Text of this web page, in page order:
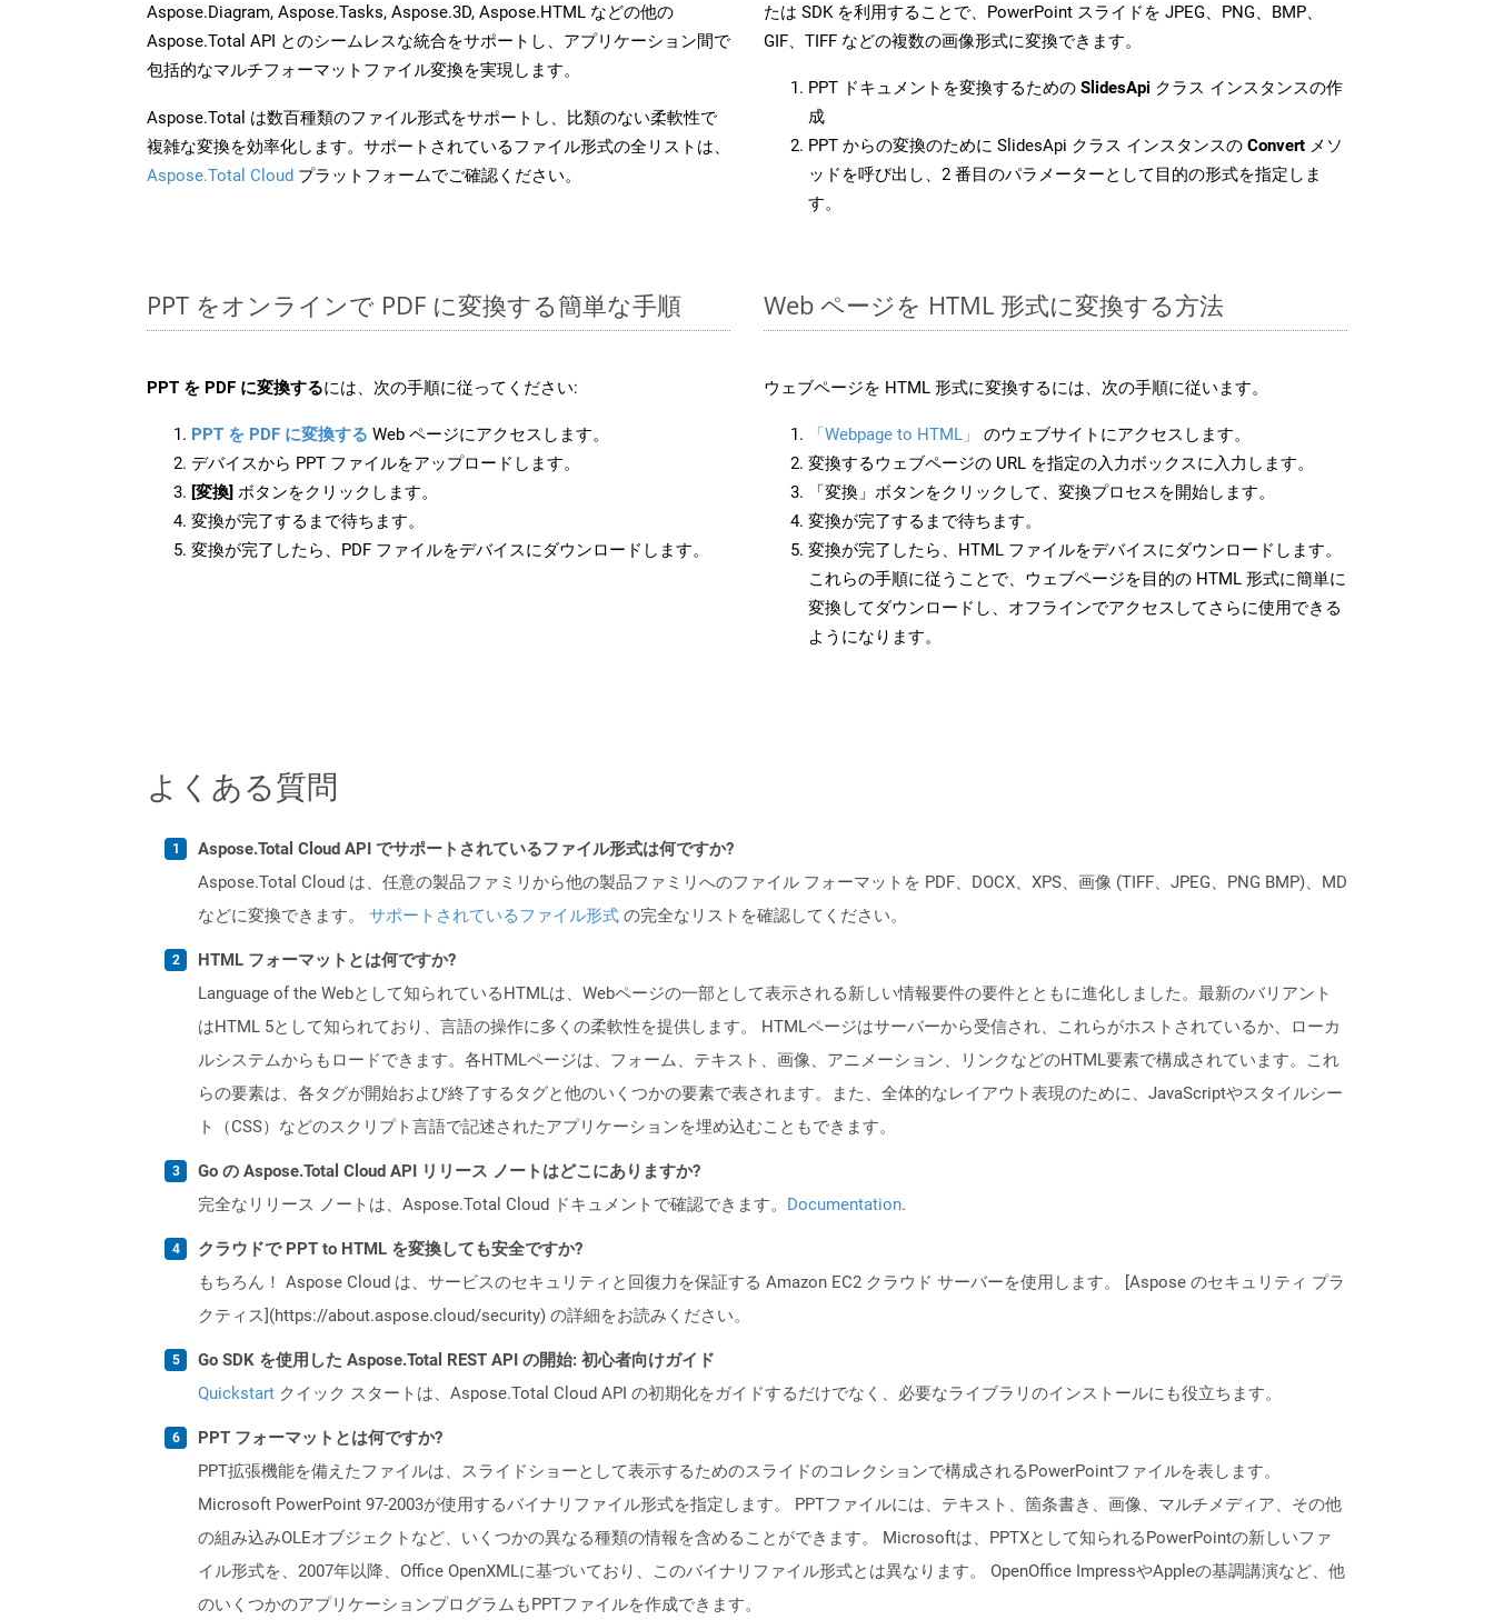
Aspose.Diagram, Aspose.Tasks, Aspose.3D, Aspose.HTML などの他の
Aspose.Total API とのシームレスな統合をサポートし、アプリケーション間で
包括的なマルチフォーマットファイル変換を実現します。
Aspose.Total は数百種類のファイル形式をサポートし、比類のない柔軟性で
複雑な変換を効率化します。サポートされているファイル形式の全リストは、
Aspose.Total Cloud プラットフォームでご確認ください。
たは SDK を利用することで、PowerPoint スライドを JPEG、PNG、BMP、
GIF、TIFF などの複数の画像形式に変換できます。
PPT ドキュメントを変換するための SlidesApi クラス インスタンスの作
成
PPT からの変換のために SlidesApi クラス インスタンスの Convert メソ
ッドを呼び出し、2 番目のパラメーターとして目的の形式を指定しま
す。
PPT をオンラインで PDF に変換する簡単な手順
PPT を PDF に変換するには、次の手順に従ってください:
PPT を PDF に変換する Web ページにアクセスします。
デバイスから PPT ファイルをアップロードします。
[変換] ボタンをクリックします。
変換が完了するまで待ちます。
変換が完了したら、PDF ファイルをデバイスにダウンロードします。
Web ページを HTML 形式に変換する方法
ウェブページを HTML 形式に変換するには、次の手順に従います。
「Webpage to HTML」
のウェブサイトにアクセスします。
変換するウェブページの URL を指定の入力ボックスに入力します。
「変換」ボタンをクリックして、変換プロセスを開始します。
変換が完了するまで待ちます。
変換が完了したら、HTML ファイルをデバイスにダウンロードします。
これらの手順に従うことで、ウェブページを目的の HTML 形式に簡単に
変換してダウンロードし、オフラインでアクセスしてさらに使用できる
ようになります。
よくある質問
Aspose.Total Cloud API でサポートされているファイル形式は何ですか?
Aspose.Total Cloud は、任意の製品ファミリから他の製品ファミリへのファイル フォーマットを PDF、DOCX、XPS、画像 (TIFF、JPEG、PNG BMP)、MD
などに変換できます。 サポートされているファイル形式 の完全なリストを確認してください。
HTML フォーマットとは何ですか?
Language of the Webとして知られているHTMLは、Webページの一部として表示される新しい情報要件の要件とともに進化しました。最新のバリアント
はHTML 5として知られており、言語の操作に多くの柔軟性を提供します。 HTMLページはサーバーから受信され、これらがホストされているか、ローカ
ルシステムからもロードできます。各HTMLページは、フォーム、テキスト、画像、アニメーション、リンクなどのHTML要素で構成されています。これ
らの要素は、各タグが開始および終了するタグと他のいくつかの要素で表されます。また、全体的なレイアウト表現のために、JavaScriptやスタイルシー
ト（CSS）などのスクリプト言語で記述されたアプリケーションを埋め込むこともできます。
Go の Aspose.Total Cloud API リリース ノートはどこにありますか?
完全なリリース ノートは、Aspose.Total Cloud ドキュメントで確認できます。 Documentation.
クラウドで PPT to HTML を変換しても安全ですか?
もちろん！ Aspose Cloud は、サービスのセキュリティと回復力を保証する Amazon EC2 クラウド サーバーを使用します。 [Aspose のセキュリティ プラ
クティス](https://about.aspose.cloud/security) の詳細をお読みください。
Go SDK を使用した Aspose.Total REST API の開始: 初心者向けガイド
Quickstart クイック スタートは、Aspose.Total Cloud API の初期化をガイドするだけでなく、必要なライブラリのインストールにも役立ちます。
PPT フォーマットとは何ですか?
PPT拡張機能を備えたファイルは、スライドショーとして表示するためのスライドのコレクションで構成されるPowerPointファイルを表します。
Microsoft PowerPoint 97-2003が使用するバイナリファイル形式を指定します。 PPTファイルには、テキスト、箇条書き、画像、マルチメディア、その他
の組み込みOLEオブジェクトなど、いくつかの異なる種類の情報を含めることができます。 Microsoftは、PPTXとして知られるPowerPointの新しいファ
イル形式を、2007年以降、Office OpenXMLに基づいており、このバイナリファイル形式とは異なります。 OpenOffice ImpressやAppleの基調講演など、他
のいくつかのアプリケーションプログラムもPPTファイルを作成できます。